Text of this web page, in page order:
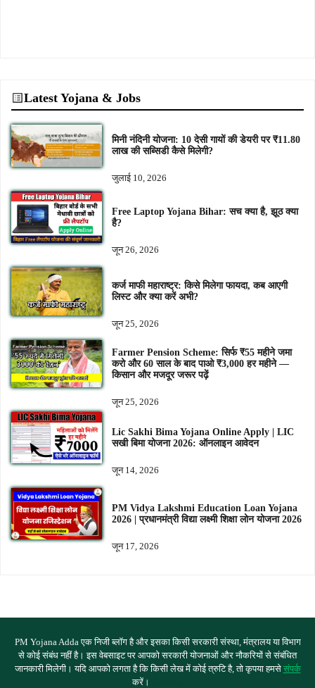
Latest Yojana & Jobs
मिनी नंदिनी योजना: 10 देसी गायों की डेयरी पर ₹11.80
लाख की सब्सिडी कैसे मिलेगी?
जुलाई 10, 2026
Free Laptop Yojana Bihar: सच क्या है, झूठ क्या
है?
जून 26, 2026
कर्ज माफी महाराष्ट्र: किसे मिलेगा फायदा, कब आएगी
लिस्ट और क्या करें अभी?
जून 25, 2026
Farmer Pension Scheme: सिर्फ ₹55 महीने जमा
करो और 60 साल के बाद पाओ ₹3,000 हर महीने —
किसान और मजदूर जरूर पढ़ें
जून 25, 2026
Lic Sakhi Bima Yojana Online Apply | LIC
सखी बिमा योजना 2026: ऑनलाइन आवेदन
जून 14, 2026
PM Vidya Lakshmi Education Loan Yojana
2026 | प्रधानमंत्री विद्या लक्ष्मी शिक्षा लोन योजना 2026
जून 17, 2026
PM Yojana Adda एक निजी ब्लॉग है और इसका किसी सरकारी संस्था, मंत्रालय या विभाग
से कोई संबंध नहीं है। इस वेबसाइट पर आपको सरकारी योजनाओं और नौकरियों से संबंधित
जानकारी मिलेगी। यदि आपको लगता है कि किसी लेख में कोई त्रुटि है, तो कृपया हमसे संपर्क
करें।